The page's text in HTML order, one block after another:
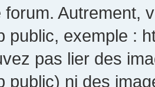
forum. Autrement,
public, exemple :
pas lier des
public) ni des